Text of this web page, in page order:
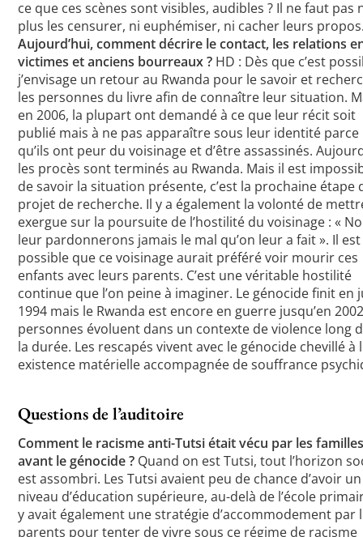
ce que ces scènes sont visibles, audibles ? Il ne faut pas
plus les censurer, ni euphémiser, ni cacher leurs
Aujourd’hui, comment décrire le contact, les relations
victimes et anciens bourreaux ? HD : Dès que c’est
j’envisage un retour au Rwanda pour le savoir et
les personnes du livre afin de connaître leur situation.
en 2006, la plupart ont demandé à ce que leur récit soit
publié mais à ne pas apparaître sous leur identité parce
qu’ils ont peur du voisinage et d’être assassinés.
les procès sont terminés au Rwanda. Mais il est
de savoir la situation présente, c’est la prochaine étape
projet de recherche. Il y a également la volonté de
exergue sur la poursuite de l’hostilité du voisinage : «
leur pardonnerons jamais le mal qu’on leur a fait ». Il est
possible que ce voisinage aurait préféré voir mourir ces
enfants avec leurs parents. C’est une véritable hostilité
continue que l’on peine à imaginer. Le génocide finit en
1994 mais le Rwanda est encore en guerre jusqu’en
personnes évoluent dans un contexte de violence long
la durée. Les rescapés vivent avec le génocide chevillé à
existence matérielle accompagnée de souffrance
Questions de l’auditoire
Comment le racisme anti-Tutsi était vécu par les
avant le génocide ? Quand on est Tutsi, tout l’horizon
est assombri. Les Tutsi avaient peu de chance d’avoir un
niveau d’éducation supérieure, au-delà de l’école
y avait également une stratégie d’accommodement par
parents pour tenter de vivre sous ce régime de racisme